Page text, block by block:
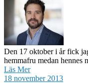
Den 17 oktober i år fick
hemmafru medan hennes
Läs Mer
18 november 2013